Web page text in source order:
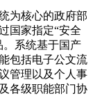
为核心的政府部
国家指定“安全
。系统基于国产
包括电子公文流
管理以及个人事
各级职能部门协